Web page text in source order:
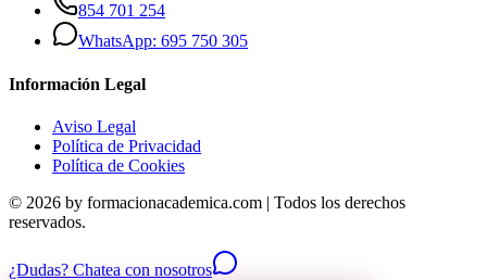
854 701 254
WhatsApp: 695 750 305
Información Legal
Aviso Legal
Política de Privacidad
Política de Cookies
© 2026 by formacionacademica.com | Todos los derechos
reservados.
¿Dudas? Chatea con nosotros